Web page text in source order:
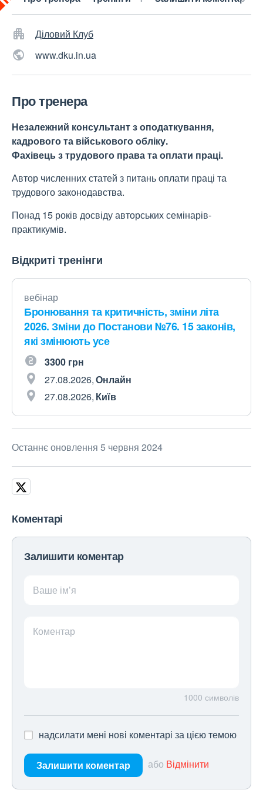
Діловий Клуб
www.dku.in.ua
Про тренера
Незалежний консультант з оподаткування,
кадрового та військового обліку.
Фахівець з трудового права та оплати праці.
Автор численних статей з питань оплати праці та
трудового законодавства.
Понад 15 років досвіду авторських семінарів-
практикумів.
Відкриті тренінги
вебінар
Бронювання та критичність, зміни літа
2026. Зміни до Постанови №76. 15 законів,
які змінюють усе
3300 грн
27.08.2026 Онлайн
27.08.2026 Київ
Останнє оновлення 5 червня 2024
Коментарі
Залишити коментар
Ваше ім’я
Коментар
1000 символів
надсилати мені нові коментарі за цією темою
Залишити коментар або Відмінити